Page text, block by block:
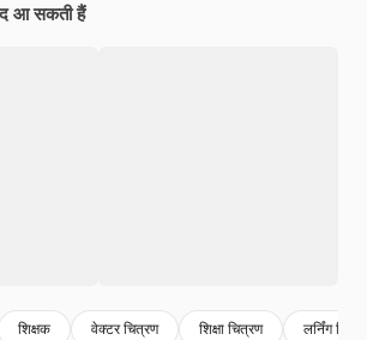
आ सकती हैं
शिक्षक वेक्टर चित्रण शिक्षा चित्रण लर्निंग किड्स